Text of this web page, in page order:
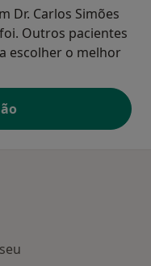
Dr. Carlos Simões
Outros pacientes
escolher o melhor